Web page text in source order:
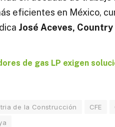
eficientes en México,
José Aceves,
de gas LP exigen
de la Construcción CFE